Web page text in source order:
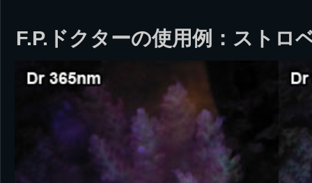
F.P.ドクターの使用例：ストロ